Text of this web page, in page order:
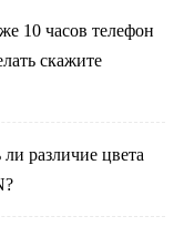
10 часов телефон
скажите
различие цвета